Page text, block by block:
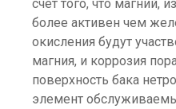
счет того, что магний,
более активен чем
окисления будут
магния, и коррозия
поверхность бака
элемент